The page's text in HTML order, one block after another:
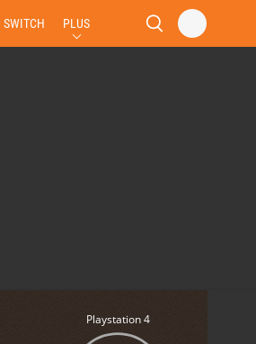
SWITCH PLUS
Playstation 4